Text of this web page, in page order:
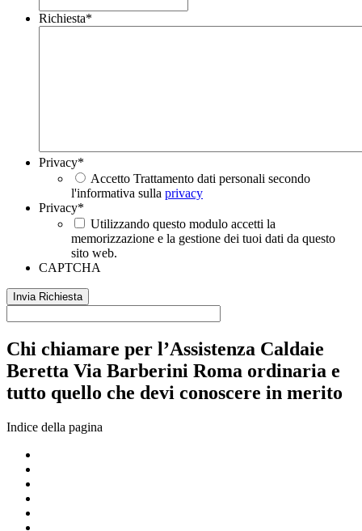
Richiesta*
Privacy*
Accetto Trattamento dati personali secondo
l'informativa sulla privacy
Privacy*
Utilizzando questo modulo accetti la
memorizzazione e la gestione dei tuoi dati da questo
sito web.
CAPTCHA
Chi chiamare per l’Assistenza Caldaie
Beretta Via Barberini Roma ordinaria e
tutto quello che devi conoscere in merito
Indice della pagina